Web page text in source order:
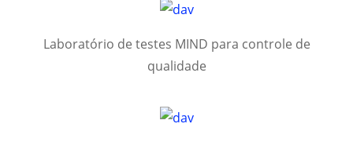
Laboratório de testes MIND para controle de
qualidade